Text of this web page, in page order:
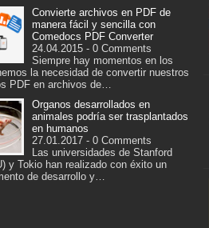
Convierte archivos en PDF de
manera fácil y sencilla con
Comedocs PDF Converter
24.04.2015 - 0 Comments
Siempre hay momentos en los
la necesidad de convertir nuestros
PDF en archivos de…
Organos desarrollados en
animales podría ser trasplantados
en humanos
27.01.2017 - 0 Comments
Las universidades de Stanford
y Tokio han realizado con éxito un
de desarrollo y…